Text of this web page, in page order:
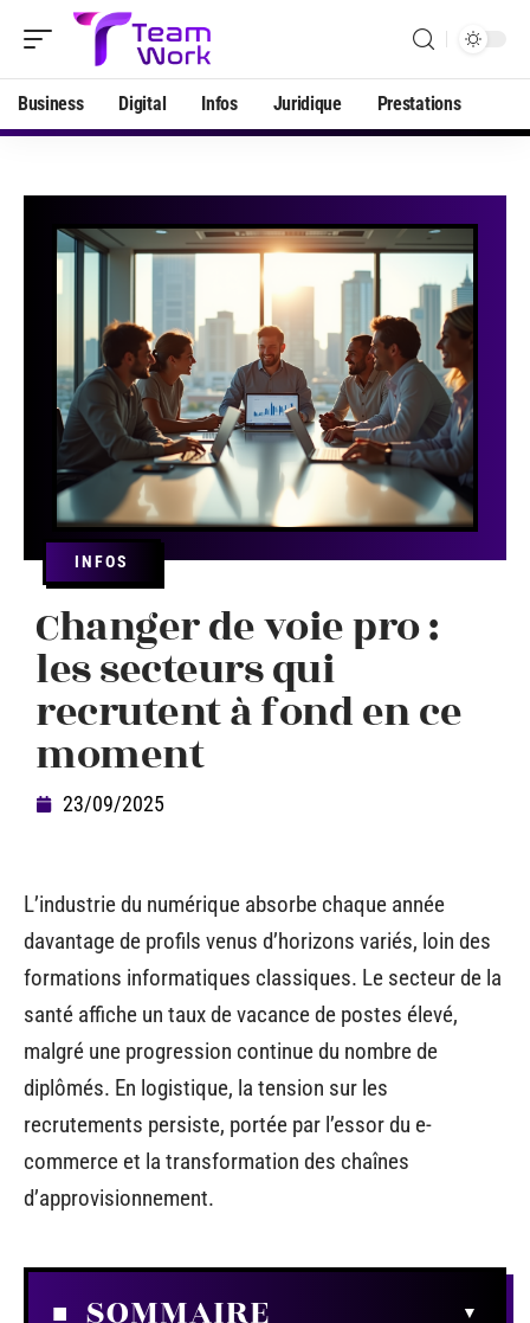
Business Digital Infos Juridique Prestations
INFOS
Changer de voie pro :
les secteurs qui
recrutent à fond en ce
moment
23/09/2025
L’industrie du numérique absorbe chaque année
davantage de profils venus d’horizons variés, loin des
formations informatiques classiques. Le secteur de la
santé affiche un taux de vacance de postes élevé,
malgré une progression continue du nombre de
diplômés. En logistique, la tension sur les
recrutements persiste, portée par l’essor du e-
commerce et la transformation des chaînes
d’approvisionnement.
SOMMAIRE